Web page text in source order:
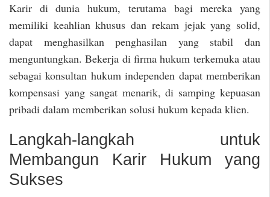
Karir di dunia hukum, terutama bagi mereka yang
memiliki keahlian khusus dan rekam jejak yang solid,
dapat menghasilkan penghasilan yang stabil dan
menguntungkan. Bekerja di firma hukum terkemuka atau
sebagai konsultan hukum independen dapat memberikan
kompensasi yang sangat menarik, di samping kepuasan
pribadi dalam memberikan solusi hukum kepada klien.
Langkah-langkah untuk
Membangun Karir Hukum yang
Sukses